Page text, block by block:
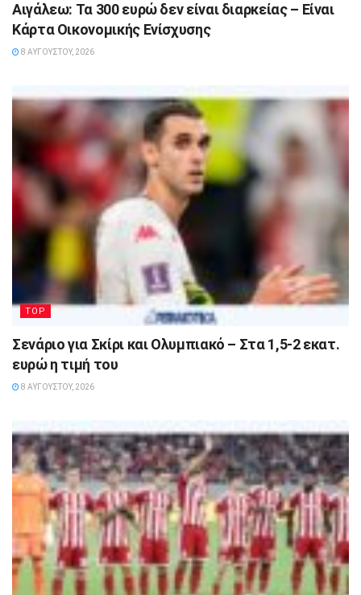
Αιγάλεω: Τα 300 ευρώ δεν είναι διαρκείας – Είναι
Κάρτα Οικονομικής Ενίσχυσης
8 ΑΥΓΟΎΣΤΟΥ, 2026
TOP
Σενάριο για Σκίρι και Ολυμπιακό – Στα 1,5-2 εκατ.
ευρώ η τιμή του
8 ΑΥΓΟΎΣΤΟΥ, 2026